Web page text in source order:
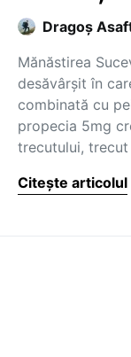
Dragoş
Mănăstirea
desăvârşit în
combinată cu
propecia 5mg
trecutului,
Citește articolul